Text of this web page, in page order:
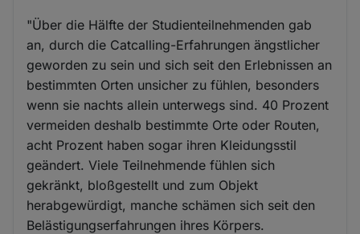
"Über die Hälfte der Studienteilnehmenden gab
an, durch die Catcalling-Erfahrungen ängstlicher
geworden zu sein und sich seit den Erlebnissen an
bestimmten Orten unsicher zu fühlen, besonders
wenn sie nachts allein unterwegs sind. 40 Prozent
vermeiden deshalb bestimmte Orte oder Routen,
acht Prozent haben sogar ihren Kleidungsstil
geändert. Viele Teilnehmende fühlen sich
gekränkt, bloßgestellt und zum Objekt
herabgewürdigt, manche schämen sich seit den
Belästigungserfahrungen ihres Körpers.